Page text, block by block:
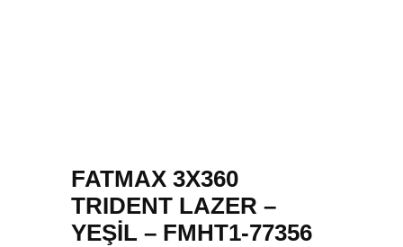
FATMAX 3X360
TRIDENT LAZER –
YEŞİL – FMHT1-77356